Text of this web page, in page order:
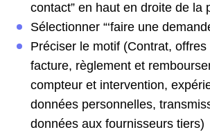
contact” en haut en droite de la
Sélectionner “‘faire une
Préciser le motif (Contrat, offres
facture, règlement et
compteur et intervention,
données personnelles,
données aux fournisseurs tiers)